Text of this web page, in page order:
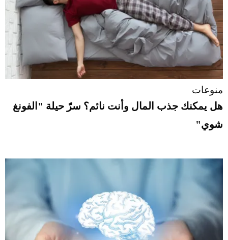
منوعات
هل يمكنك جذب المال وأنت نائم؟ سرّ حيلة "الفونغ
شوي"